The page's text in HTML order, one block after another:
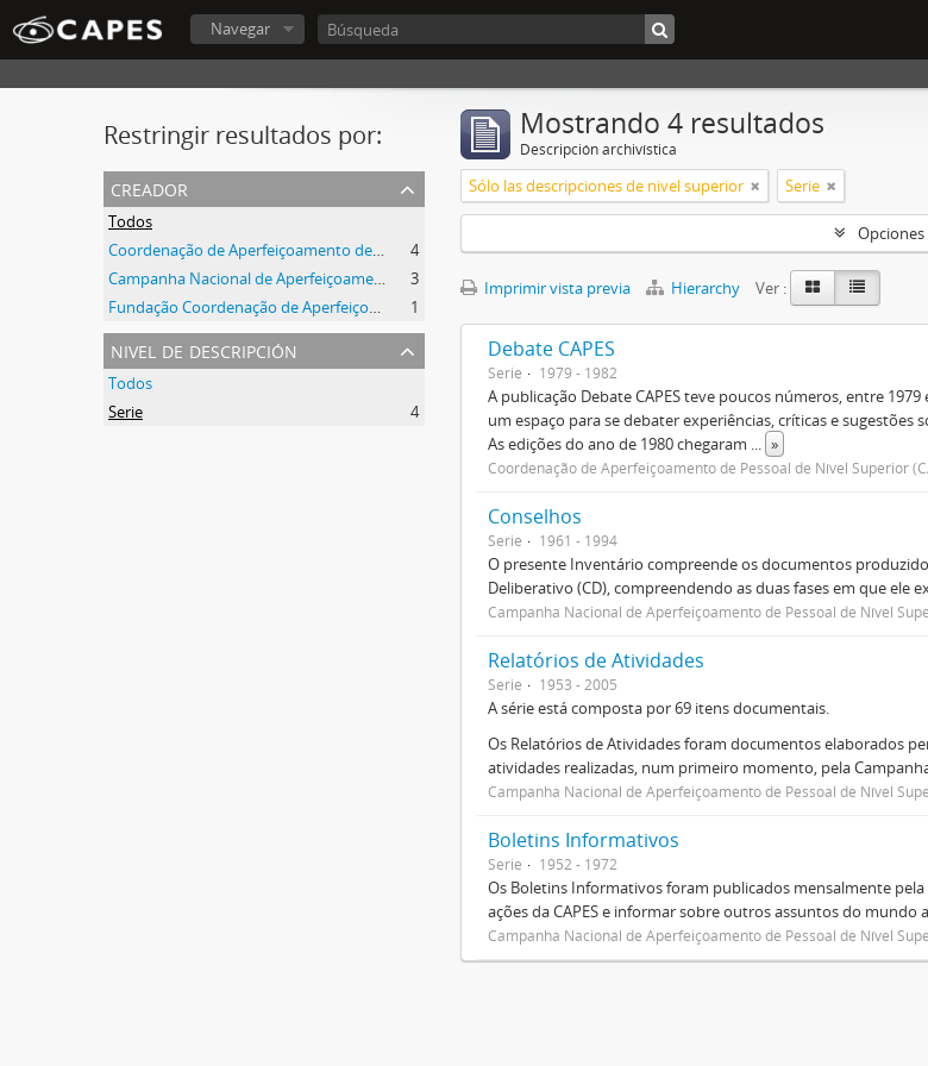
Navegar
Restringir resultados por:
creador
Todos
Coordenação de Aperfeiçoamento de Pessoal de Nível Superior (CAPES)
4
Campanha Nacional de Aperfeiçoamento de Pessoal de Nível Superior (CAPES)
3
Fundação Coordenação de Aperfeiçoamento de Pessoal de Nível Superior (CAPES)
1
nivel de descripción
Todos
Serie
4
Mostrando 4 resultados
Descripción archivística
Sólo las descripciones de nivel superior Serie
Imprimir vista previa Hierarchy Ver :
Debate CAPES
Serie 1979 - 1982
A publicação Debate CAPES teve poucos números, entre
um espaço para se debater experiências, críticas e sugestões
As edições do ano de 1980 chegaram ... »
Coordenação de Aperfeiçoamento de Pessoal de Nível Superior
Conselhos
Serie 1961 - 1994
O presente Inventário compreende os documentos
Deliberativo (CD), compreendendo as duas fases em que ele
Campanha Nacional de Aperfeiçoamento de Pessoal de Nível
Relatórios de Atividades
Serie 1953 - 2005
A série está composta por 69 itens documentais.
Os Relatórios de Atividades foram documentos elaborados
atividades realizadas, num primeiro momento, pela
Campanha Nacional de Aperfeiçoamento de Pessoal de Nível
Boletins Informativos
Serie 1952 - 1972
Os Boletins Informativos foram publicados mensalmente pela
ações da CAPES e informar sobre outros assuntos do
Campanha Nacional de Aperfeiçoamento de Pessoal de Nível